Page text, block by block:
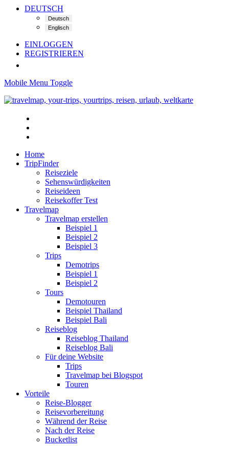
DEUTSCH
EINLOGGEN
REGISTRIEREN
Mobile Menu Toggle
Home
TripFinder
Reiseziele
Sehenswürdigkeiten
Reiseideen
Reisekoffer Test
Travelmap
Travelmap erstellen
Beispiel 1
Beispiel 2
Beispiel 3
Trips
Demotrips
Beispiel 1
Beispiel 2
Tours
Demotouren
Beispiel Thailand
Beispiel Bali
Reiseblog
Reiseblog Thailand
Reiseblog Bali
Für deine Website
Trips
Travelmap bei Blogspot
Touren
Vorteile
Reise-Blogger
Reisevorbereitung
Während der Reise
Nach der Reise
Bucketlist